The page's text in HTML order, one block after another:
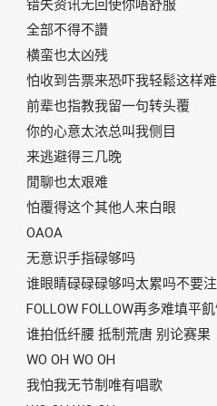
错失资讯无回使你唔舒服
全部不得不讚
横蛮也太凶残
怕收到告票来恐吓我轻鬆这样难
前辈也指教我留一句转头覆
你的心意太浓总叫我侧目
来逃避得三几晚
閒聊也太艰难
怕覆得这个其他人来白眼
OAOA
无意识手指碌够吗
谁眼睛碌碌碌够吗太累吗不要
FOLLOW FOLLOW再多难填平
谁拍低纤腰 抵制荒唐 别论赛果
WO OH WO OH
我怕我无节制唯有唱歌